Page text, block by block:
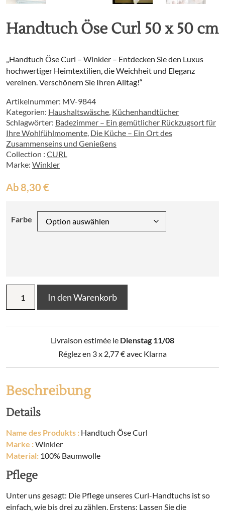
Handtuch Öse Curl 50 x 50 cm
„Handtuch Öse Curl – Winkler – Entdecken Sie den Luxus
hochwertiger Heimtextilien, die Weichheit und Eleganz
vereinen. Verschönern Sie Ihren Alltag!“
Artikelnummer: MV-9844
Kategorien: Haushaltswäsche, Küchenhandtücher
Schlagwörter: Badezimmer – Ein gemütlicher Rückzugsort für
Ihre Wohlfühlmomente, Die Küche – Ein Ort des
Zusammenseins und Genießens
Collection : CURL
Marke: Winkler
Ab8,30 €
Farbe
Curl
In den Warenkorb
Livraison estimée le Dienstag 11/08
Réglez en 3 x 2,77€avec Klarna
Beschreibung
Details
Name des Produkts : Handtuch Öse Curl
Marke :Winkler
Material: 100% Baumwolle
Pflege
Unter uns gesagt: Die Pflege unseres Curl-Handtuchs ist so
einfach, wie bis drei zu zählen. Erstens: Lassen Sie die